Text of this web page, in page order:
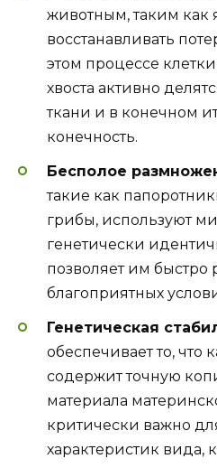
животным, таким
восстанавливать
этом процессе
хвоста активно
ткани и в конечном
конечность.
Бесполое
такие как
грибы, используют
генетически
позволяет им быстро
благоприятных
Генетическая
обеспечивает то, что
содержит точную
материала
критически важно
характеристик вида,